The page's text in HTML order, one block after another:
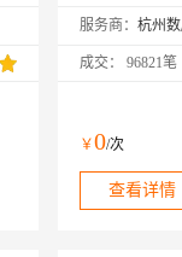
证二要素-实名
证-身份证实名
方权威数据，
服务商：
成交： 96821笔
￥0/次
查看详情